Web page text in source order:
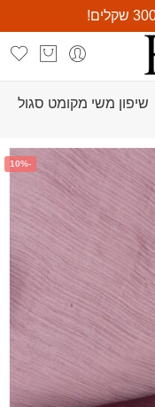
שיפון משי מקומט סגול
-10%